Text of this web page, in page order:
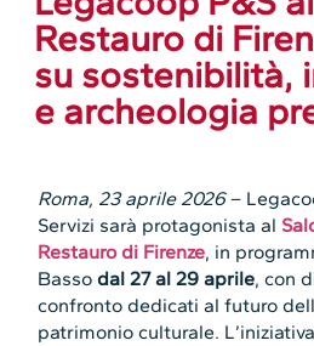
Restauro di
su sostenibilità,
e archeologia
Roma, 23 aprile 2026–
Servizi sarà protagonista al
Restauro di Firenze, in
Bassodal 27 al 29 aprile, con
confronto dedicati al futuro
patrimonio culturale.